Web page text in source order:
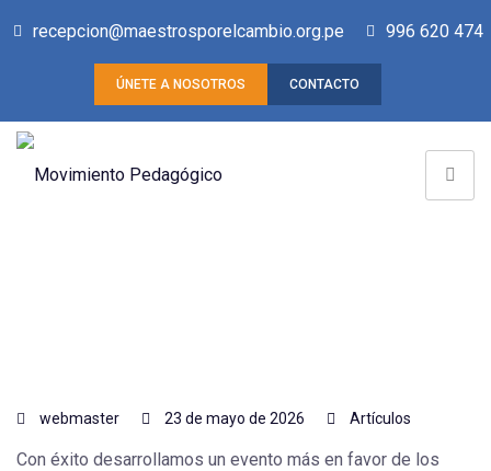
recepcion@maestrosporelcambio.org.pe 996 620 474
ÚNETE A NOSOTROS CONTACTO
webmaster 23 de mayo de 2026 Artículos
Con éxito desarrollamos un evento más en favor de los